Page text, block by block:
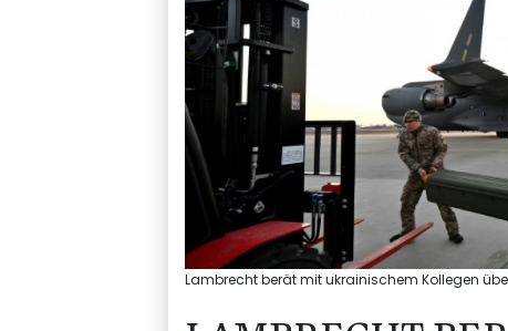
Lambrecht berät mit ukrainischem Kollegen